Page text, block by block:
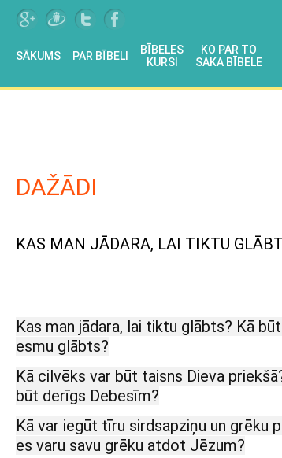
SĀKUMS PAR BĪBELI
BĪBELES
KURSI
KO PAR TO
SAKA BĪBELE
DAŽĀDI
KAS MAN JĀDARA, LAI TIKTU
Kas man jādara, lai tiktu glābts? Kā
esmu glābts?
Kā cilvēks var būt taisns Dieva
būt derīgs Debesīm?
Kā var iegūt tīru sirdsapziņu un grēku
es varu savu grēku atdot Jēzum?